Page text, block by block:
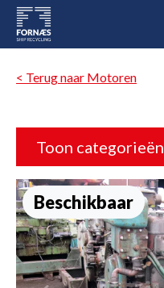
< Terug naar Motoren
Toon categorieën
Beschikbaar